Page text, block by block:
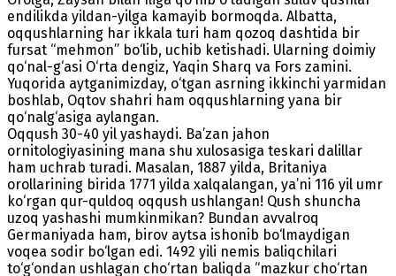
endilikda yildan-yilga kamayib bormoqda. Albatta,
oqqushlarning har ikkala turi ham qozoq dashtida bir
fursat “mehmon” bo‘lib, uchib ketishadi. Ularning doimiy
qo‘nal-g‘asi O‘rta dengiz, Yaqin Sharq va Fors zamini.
Yuqorida aytganimizday, o‘tgan asrning ikkinchi yarmidan
boshlab, Oqtov shahri ham oqqushlarning yana bir
qo‘nalg‘asiga aylangan.
Oqqush 30-40 yil yashaydi. Ba’zan jahon
ornitologiyasining mana shu xulosasiga teskari dalillar
ham uchrab turadi. Masalan, 1887 yilda, Britaniya
orollarining birida 1771 yilda xalqalangan, ya’ni 116 yil umr
ko‘rgan qur-quldoq oqqush ushlangan! Qush shuncha
uzoq yashashi mumkinmikan? Bundan avvalroq
Germaniyada ham, birov aytsa ishonib bo‘lmaydigan
voqea sodir bo‘lgan edi. 1492 yili nemis baliqchilari
to‘g‘ondan ushlagan cho‘rtan baliqda “mazkur cho‘rtan